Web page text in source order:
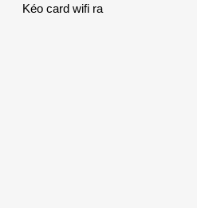
Kéo card wifi ra